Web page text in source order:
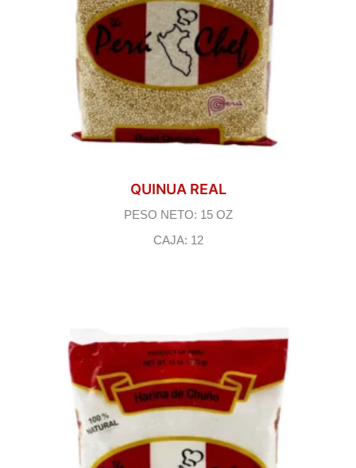
QUINUA REAL
PESO NETO: 15 OZ
CAJA: 12